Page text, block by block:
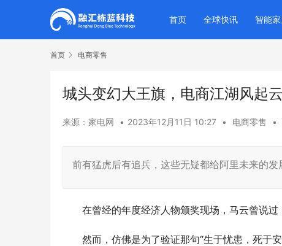
首页 全球快讯 智能
首页 电商零售
城头变幻大王旗，电商江湖风起
来源：家电网 • 2023年12月11日 10:27 • 电商零售 •
前有猛虎后有追兵，这些无疑都给阿里未来的发
在曾经的年度经济人物颁奖现场，马云曾说过
然而，仿佛是为了验证那句“生于忧患，死于安